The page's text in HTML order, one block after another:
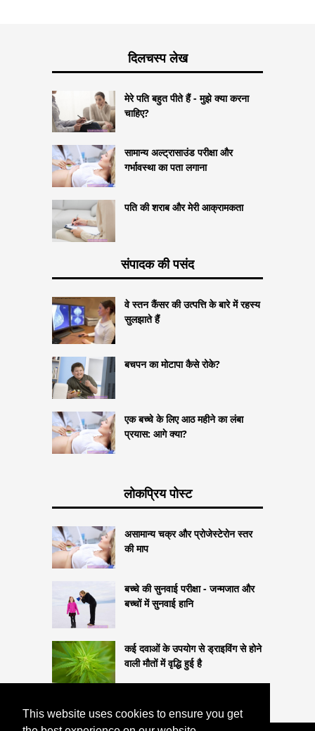
This website uses cookies to ensure you get
दिलचस्प लेख
मेरे पति बहुत पीते हैं - मुझे क्या करना
चाहिए?
सामान्य अल्ट्रासाउंड परीक्षा और
गर्भावस्था का पता लगाना
पति की शराब और मेरी आक्रामकता
संपादक की पसंद
वे स्तन कैंसर की उत्पत्ति के बारे में रहस्य
सुलझाते हैं
बचपन का मोटापा कैसे रोके?
एक बच्चे के लिए आठ महीने का लंबा
प्रयास: आगे क्या?
लोकप्रिय पोस्ट
असामान्य चक्र और प्रोजेस्टेरोन स्तर
की माप
बच्चे की सुनवाई परीक्षा - जन्मजात और
बच्चों में सुनवाई हानि
कई दवाओं के उपयोग से ड्राइविंग से होने
वाली मौतों में वृद्धि हुई है